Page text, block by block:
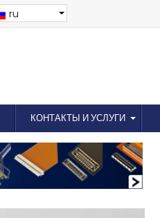
ru
КОНТАКТЫ И УСЛУГИ